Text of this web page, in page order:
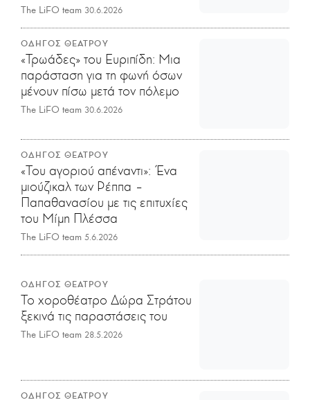
The LiFO team 30.6.2026
ΟΔΗΓΟΣ ΘΕΑΤΡΟΥ
«Τρωάδες» του Ευριπίδη: Mια
παράσταση για τη φωνή όσων
μένουν πίσω μετά τον πόλεμο
The LiFO team 30.6.2026
ΟΔΗΓΟΣ ΘΕΑΤΡΟΥ
«Του αγοριού απέναντι»: Ένα
μιούζικαλ των Ρέππα –
Παπαθανασίου με τις επιτυχίες
του Μίμη Πλέσσα
The LiFO team 5.6.2026
ΟΔΗΓΟΣ ΘΕΑΤΡΟΥ
Το χοροθέατρο Δώρα Στράτου
ξεκινά τις παραστάσεις του
The LiFO team 28.5.2026
ΟΔΗΓΟΣ ΘΕΑΤΡΟΥ